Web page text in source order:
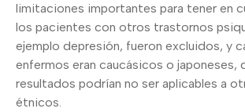
limitaciones importantes para tener en
los pacientes con otros trastornos
ejemplo depresión, fueron excluidos, y
enfermos eran caucásicos o japoneses,
resultados podrían no ser aplicables a
étnicos.